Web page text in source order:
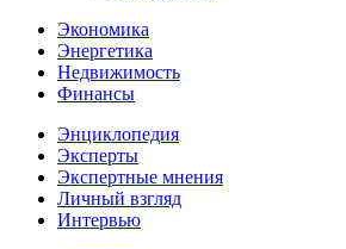
Экономика
Энергетика
Недвижимость
Финансы
Энциклопедия
Эксперты
Экспертные мнения
Личный взгляд
Интервью